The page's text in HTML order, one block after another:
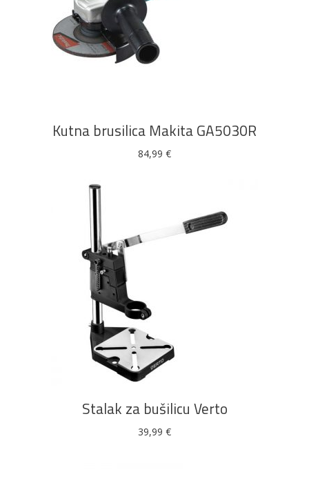
DODAJ U KOŠARICU
Kutna brusilica Makita GA5030R
84,99 €
DODAJ U KOŠARICU
Stalak za bušilicu Verto
39,99 €